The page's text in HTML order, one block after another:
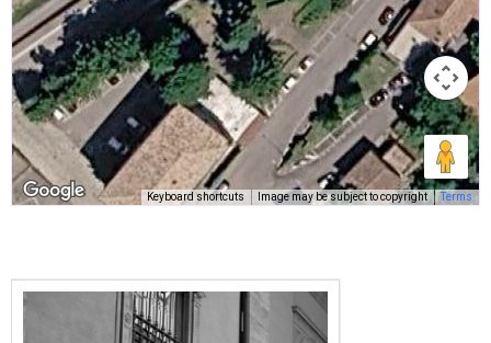
Keyboard shortcuts Image may be subject to copyright Terms